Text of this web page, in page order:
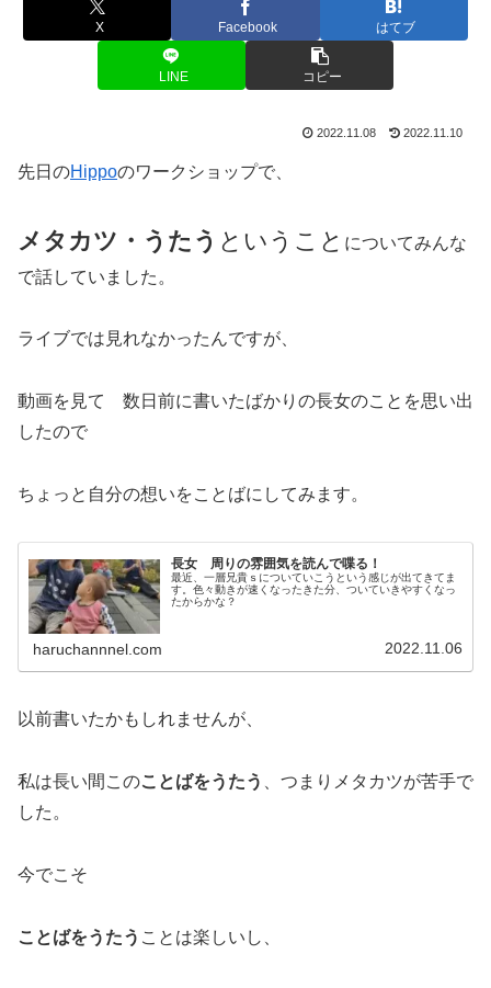
X Facebook はてブ
LINE コピー
2022.11.08 2022.11.10
先日のHippoのワークショップで、
メタカツ・うたう ということ についてみんな
で話していました。
ライブでは見れなかったんですが、
動画を見て 数日前に書いたばかりの長女のことを思い出
したので
ちょっと自分の想いをことばにしてみます。
長女 周りの雰囲気を読んで喋る！
最近、一層兄貴ｓについていこうという感じが出てきてま
す。色々動きが速くなったきた分、ついていきやすくなっ
たからかな？
haruchannnel.com 2022.11.06
以前書いたかもしれませんが、
私は長い間このことばをうたう
、つまりメタカツが苦手で
した。
今でこそ
ことばをうたう ことは楽しいし、